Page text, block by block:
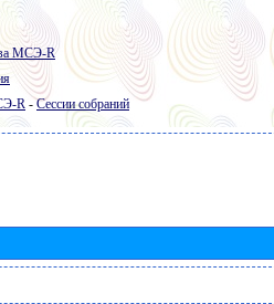
МСЭ-R
R -Сессии собраний